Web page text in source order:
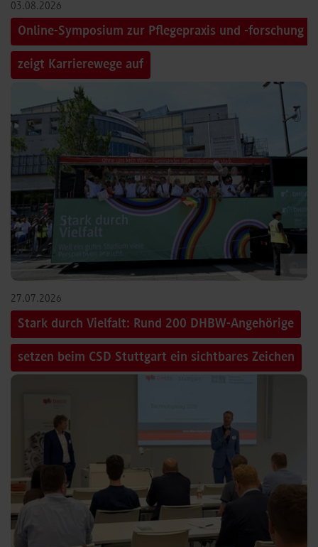
03.08.2026
Online-Symposium zur Pflegepraxis und -forschung
zeigt Karrierewege auf
27.07.2026
Stark durch Vielfalt: Rund 200 DHBW-Angehörige
setzen beim CSD Stuttgart ein sichtbares Zeichen